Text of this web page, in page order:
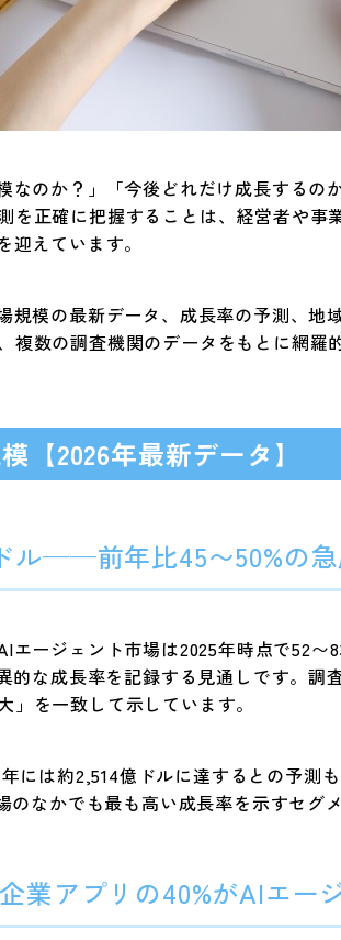
なのか？」「今後どれだけ成長する
を正確に把握することは、経営者や事
えています。
模の最新データ、成長率の予測、地
複数の調査機関のデータをもとに網羅
【2026年最新データ】
ル——前年比45〜50%の
ージェント市場は2025年時点で52〜
的な成長率を記録する見通しです。
を一致して示しています。
には約2,514億ドルに達するとの予測
なかでも最も高い成長率を示すセグ
アプリの40%がAIエー